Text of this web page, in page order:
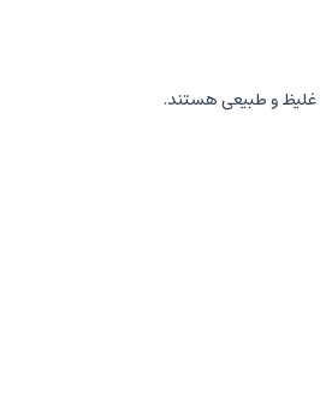
غلیظ و طبیعی هستند.